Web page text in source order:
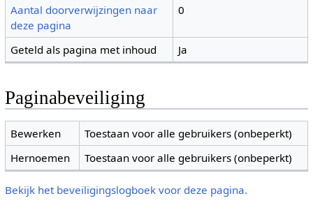
Aantal doorverwijzingen naar
deze pagina
0
Geteld als pagina met inhoud Ja
Paginabeveiliging
Bewerken
Toestaan voor alle gebruikers (onbeperkt)
Hernoemen
Toestaan voor alle gebruikers (onbeperkt)
Bekijk het beveiligingslogboek voor deze pagina.